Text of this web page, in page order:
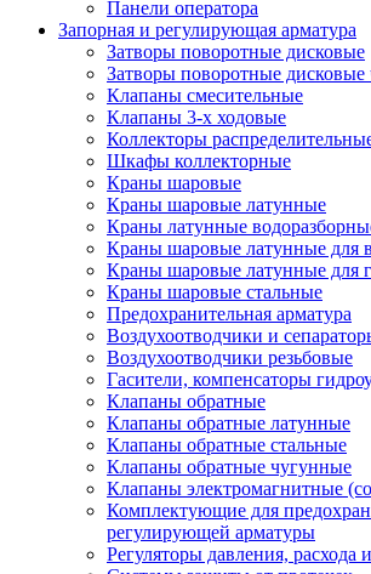
Панели оператора
Запорная и регулирующая арматура
Затворы поворотные дисковые
Затворы поворотные
Клапаны смесительные
Клапаны 3-х ходовые
Коллекторы
Шкафы коллекторные
Краны шаровые
Краны шаровые латунные
Краны латунные
Краны шаровые латунные для
Краны шаровые латунные для
Краны шаровые стальные
Предохранительная арматура
Воздухоотводчики и
Воздухоотводчики резьбовые
Гасители, компенсаторы
Клапаны обратные
Клапаны обратные латунные
Клапаны обратные стальные
Клапаны обратные чугунные
Клапаны электромагнитные
Комплектующие для
регулирующей арматуры
Регуляторы давления, расхода